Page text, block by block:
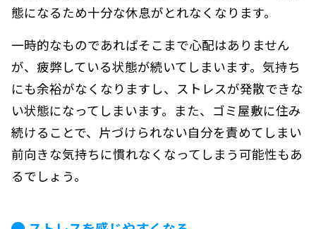
態になるため十分な休息がとれなくなります。
一時的なものであればそこまで心配はありません
が、疲弊している状態が続いてしまいます。気持ち
にも余裕がなくなりますし、ストレスが発散できな
い状態になってしまいます。また、ゴミ屋敷に住み
続けることで、片づけられない自分を責めてしまい
前向きな気持ちに慣れなくなってしまう可能性もあ
るでしょう。